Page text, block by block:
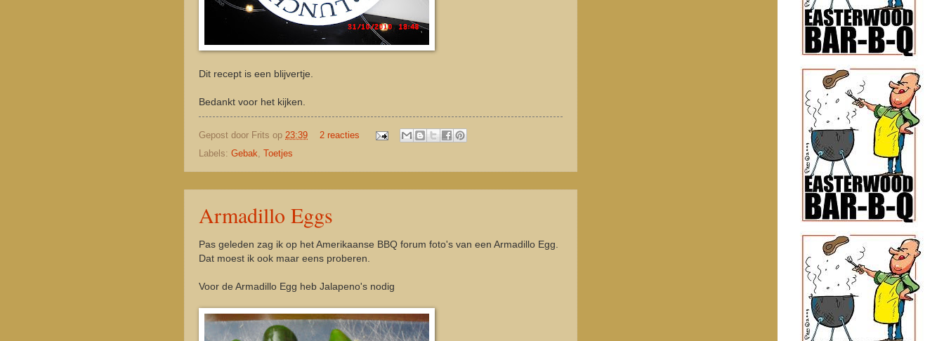
Dit recept is een blijvertje.
Bedankt voor het kijken.
Gepost door Frits op 23:39
2 reacties
Labels: Gebak, Toetjes
Armadillo Eggs
Pas geleden zag ik op het Amerikaanse BBQ forum foto's van een Armadillo Egg.
Dat moest ik ook maar eens proberen.
Voor de Armadillo Egg heb Jalapeno's nodig